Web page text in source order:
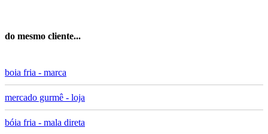
do mesmo cliente...
boia fria - marca
mercado gurmê - loja
bóia fria - mala direta